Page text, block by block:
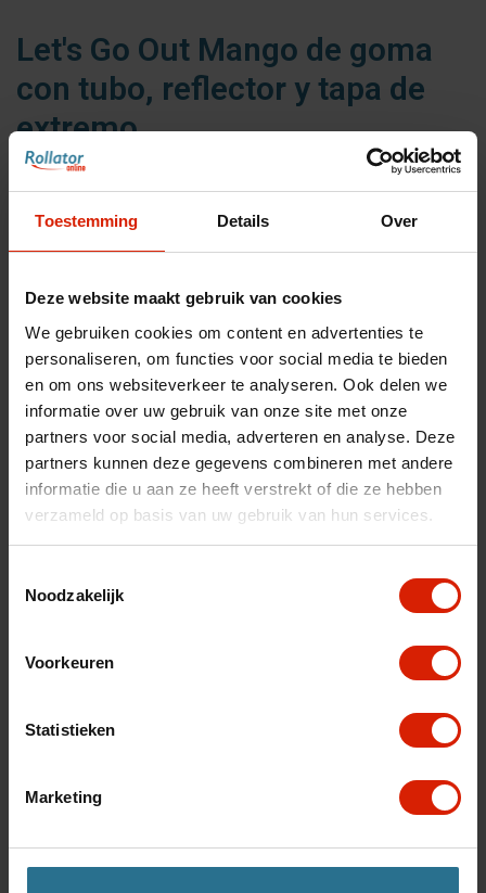
Toestemming Details Over
Deze website maakt gebruik van cookies
We gebruiken cookies om content en advertenties te
personaliseren, om functies voor social media te bieden
en om ons websiteverkeer te analyseren. Ook delen we
informatie over uw gebruik van onze site met onze
partners voor social media, adverteren en analyse. Deze
partners kunnen deze gegevens combineren met andere
informatie die u aan ze heeft verstrekt of die ze hebben
verzameld op basis van uw gebruik van hun services.
Noodzakelijk
Voorkeuren
Statistieken
Marketing
Let's Go Out Mango de goma
con tubo, reflector y tapa de
extremo
Mango de goma con tubo, reflector y tapa para Let's Fly
€42,99
Hacer una elección:*
Accesorios para su andador
Añadir a la cesta